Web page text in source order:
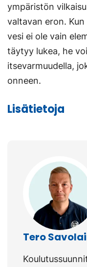
ympäristön
valtavan eron.
vesi ei ole vain
täytyy lukea, he
itsevarmuudella,
onneen.
Lisätietoja
Tero